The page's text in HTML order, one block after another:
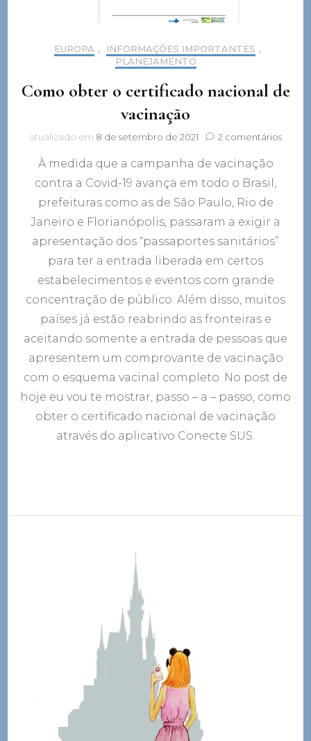
EUROPA , INFORMAÇÕES IMPORTANTES ,
PLANEJAMENTO
Como obter o certificado nacional de
vacinação
atualizado em 8 de setembro de 2021 2 comentáriosem
À medida que a campanha de vacinação
contra a Covid-19 avança em todo o Brasil,
prefeituras como as de São Paulo, Rio de
Janeiro e Florianópolis, passaram a exigir a
apresentação dos “passaportes sanitários”
para ter a entrada liberada em certos
estabelecimentos e eventos com grande
concentração de público. Além disso, muitos
países já estão reabrindo as fronteiras e
aceitando somente a entrada de pessoas que
apresentem um comprovante de vacinação
com o esquema vacinal completo. No post de
hoje eu vou te mostrar, passo – a – passo, como
obter o certificado nacional de vacinação
através do aplicativo Conecte SUS.